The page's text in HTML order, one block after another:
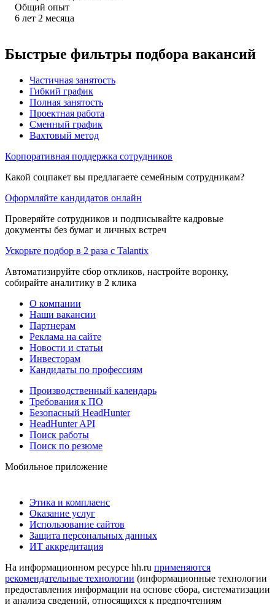
Общий опыт
6 лет 2 месяца
Быстрые фильтры подбора вакансий
Частичная занятость
Гибкий график
Полная занятость
Проектная работа
Сменный график
Вахтовый метод
Корпоративная поддержка сотрудников
Какой соцпакет вы предлагаете семейным сотрудникам?
Оформляйте кандидатов онлайн
Проверяйте сотрудников и подписывайте кадровые
документы без бумаг и личных встреч
Ускорьте подбор в 2 раза с Talantix
Автоматизируйте сбор откликов, настройте воронку,
собирайте аналитику в 2 клика
О компании
Наши вакансии
Партнерам
Реклама на сайте
Новости и статьи
Инвесторам
Кандидаты по профессиям
Производственный календарь
Требования к ПО
Безопасный HeadHunter
HeadHunter API
Поиск работы
Поиск по резюме
Мобильное приложение
Этика и комплаенс
Оказание услуг
Использование сайтов
Защита персональных данных
ИТ аккредитация
На информационном ресурсе hh.ru применяются
рекомендательные технологии (информационные технологии
предоставления информации на основе сбора, систематизации
и анализа сведений, относящихся к предпочтениям